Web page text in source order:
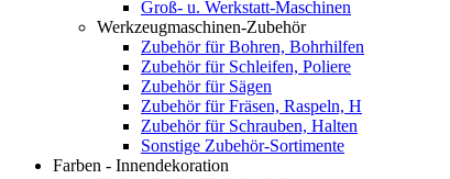
Groß- u. Werkstatt-Maschinen
Werkzeugmaschinen-Zubehör
Zubehör für Bohren, Bohrhilfen
Zubehör für Schleifen, Poliere
Zubehör für Sägen
Zubehör für Fräsen, Raspeln, H
Zubehör für Schrauben, Halten
Sonstige Zubehör-Sortimente
Farben - Innendekoration